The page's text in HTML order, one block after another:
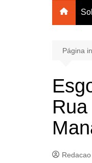
Página